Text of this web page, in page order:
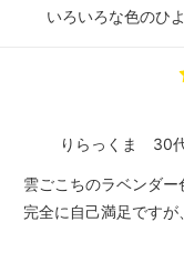
いろいろな色のひ
りらっくま
30
雲ごこちのラベンダー
完全に自己満足です